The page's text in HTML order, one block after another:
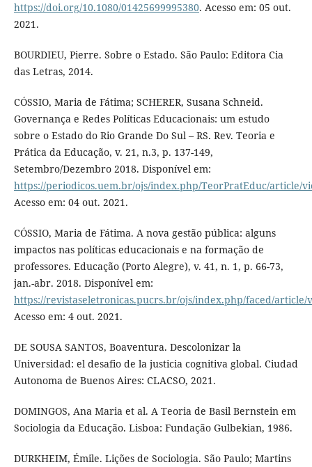
https://doi.org/10.1080/01425699995380. Acesso em: 05 out.
2021.
BOURDIEU, Pierre. Sobre o Estado. São Paulo: Editora Cia
das Letras, 2014.
CÓSSIO, Maria de Fátima; SCHERER, Susana Schneid.
Governança e Redes Políticas Educacionais: um estudo
sobre o Estado do Rio Grande Do Sul – RS. Rev. Teoria e
Prática da Educação, v. 21, n.3, p. 137-149,
Setembro/Dezembro 2018. Disponível em:
https://periodicos.uem.br/ojs/index.php/TeorPratEduc/article/
Acesso em: 04 out. 2021.
CÓSSIO, Maria de Fátima. A nova gestão pública: alguns
impactos nas políticas educacionais e na formação de
professores. Educação (Porto Alegre), v. 41, n. 1, p. 66-73,
jan.-abr. 2018. Disponível em:
https://revistaseletronicas.pucrs.br/ojs/index.php/faced/article/
Acesso em: 4 out. 2021.
DE SOUSA SANTOS, Boaventura. Descolonizar la
Universidad: el desafio de la justicia cognitiva global. Ciudad
Autonoma de Buenos Aires: CLACSO, 2021.
DOMINGOS, Ana Maria et al. A Teoria de Basil Bernstein em
Sociologia da Educação. Lisboa: Fundação Gulbekian, 1986.
DURKHEIM, Émile. Lições de Sociologia. São Paulo; Martins